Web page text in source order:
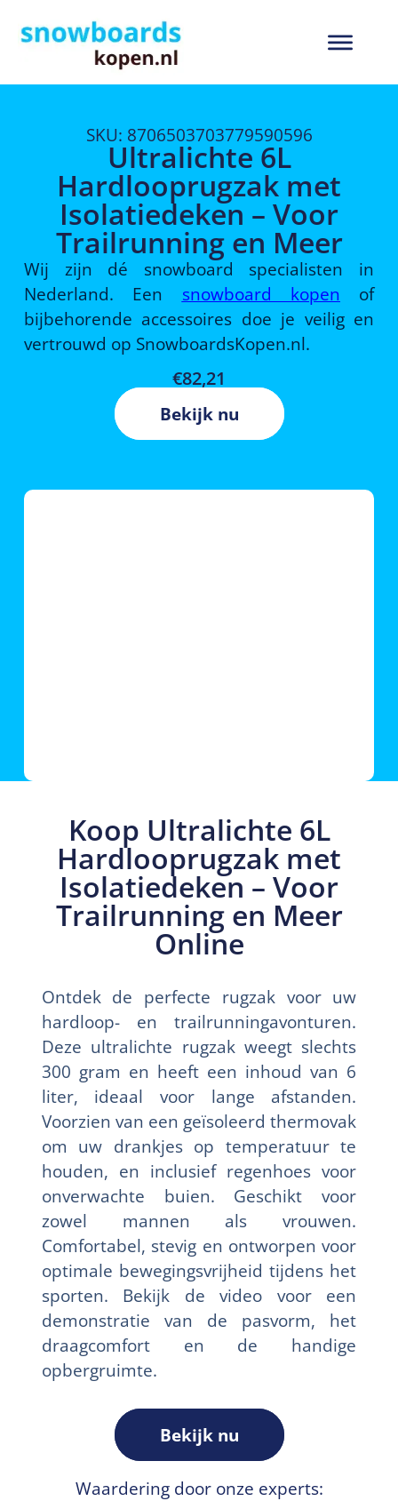
SKU: 8706503703779590596
Ultralichte 6L
Hardlooprugzak met
Isolatiedeken – Voor
Trailrunning en Meer
Wij zijn dé snowboard specialisten in
Nederland. Een snowboard kopen of
bijbehorende accessoires doe je veilig en
vertrouwd op SnowboardsKopen.nl.
€82,21
Bekijk nu
Koop Ultralichte 6L
Hardlooprugzak met
Isolatiedeken – Voor
Trailrunning en Meer
Online
Ontdek de perfecte rugzak voor uw
hardloop- en trailrunningavonturen.
Deze ultralichte rugzak weegt slechts
300 gram en heeft een inhoud van 6
liter, ideaal voor lange afstanden.
Voorzien van een geïsoleerd thermovak
om uw drankjes op temperatuur te
houden, en inclusief regenhoes voor
onverwachte buien. Geschikt voor
zowel mannen als vrouwen.
Comfortabel, stevig en ontworpen voor
optimale bewegingsvrijheid tijdens het
sporten. Bekijk de video voor een
demonstratie van de pasvorm, het
draagcomfort en de handige
opbergruimte.
Bekijk nu
Waardering door onze experts: